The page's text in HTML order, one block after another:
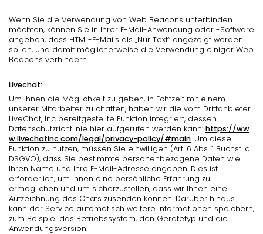
Wenn Sie die Verwendung von Web Beacons unterbinden
möchten, können Sie in Ihrer E-Mail-Anwendung oder -Software
angeben, dass HTML-E-Mails als „Nur Text“ angezeigt werden
sollen, und damit möglicherweise die Verwendung einiger Web
Beacons verhindern.
Livechat:
Um Ihnen die Möglichkeit zu geben, in Echtzeit mit einem
unserer Mitarbeiter zu chatten, haben wir die vom Drittanbieter
LiveChat, Inc bereitgestellte Funktion integriert, dessen
Datenschutzrichtlinie hier aufgerufen werden kann: https://ww
w.livechatinc.com/legal/privacy-policy/#main. Um diese
Funktion zu nutzen, müssen Sie einwilligen (Art. 6 Abs. 1 Buchst. a
DSGVO), dass Sie bestimmte personenbezogene Daten wie
Ihren Name und Ihre E-Mail-Adresse angeben. Dies ist
erforderlich, um Ihnen eine persönliche Erfahrung zu
ermöglichen und um sicherzustellen, dass wir Ihnen eine
Aufzeichnung des Chats zusenden können. Darüber hinaus
kann der Service automatisch weitere Informationen speichern,
zum Beispiel das Betriebssystem, den Gerätetyp und die
Anwendungsversion.